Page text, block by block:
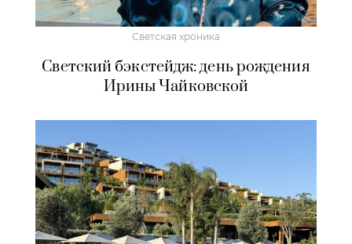
Светская хроника
Светский бэкстейдж: день рождения
Ирины Чайковской